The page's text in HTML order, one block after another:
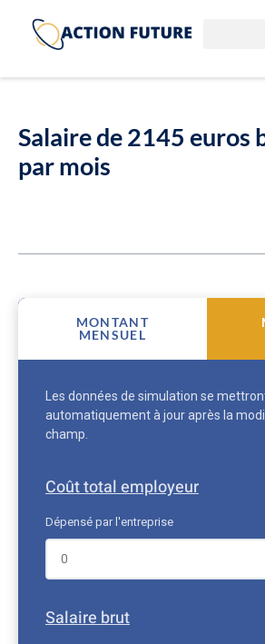
Salaire de 2145 euros
par mois
MONTANT
MENSUEL
Les données de simulation se
automatiquement à jour après la
champ.
Coût total employeur
Dépensé par l'entreprise
Salaire brut